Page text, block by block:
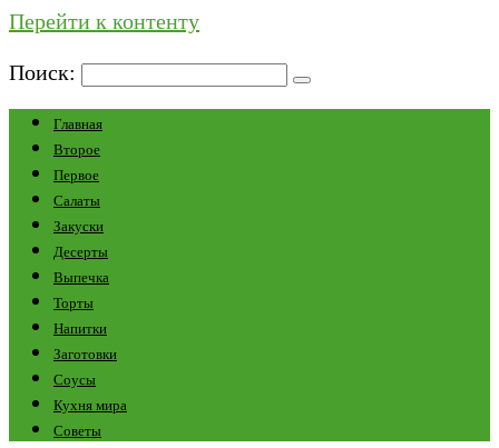
Перейти к контенту
Поиск:
Главная
Второе
Первое
Салаты
Закуски
Десерты
Выпечка
Торты
Напитки
Заготовки
Соусы
Кухня мира
Советы